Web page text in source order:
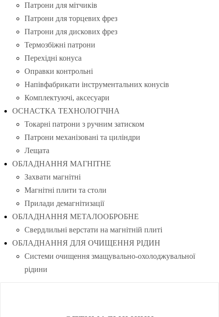
Патрони для мітчиків
Патрони для торцевих фрез
Патрони для дискових фрез
Термозбіжні патрони
Перехідні конуса
Оправки контрольні
Напівфабрикати інструментальних конусів
Комплектуючі, аксесуари
ОСНАСТКА ТЕХНОЛОГІЧНА
Токарні патрони з ручним затиском
Патрони механізовані та циліндри
Лещата
ОБЛАДНАННЯ МАГНІТНЕ
Захвати магнітні
Магнітні плити та столи
Прилади демагнітизації
ОБЛАДНАННЯ МЕТАЛООБРОБНЕ
Свердлильні верстати на магнітній плиті
ОБЛАДНАННЯ ДЛЯ ОЧИЩЕННЯ РІДИН
Системи очищення змащувально-охолоджувальної
рідини